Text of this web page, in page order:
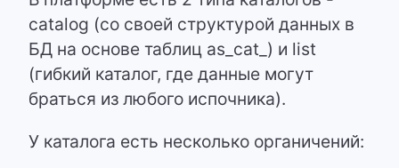
catalog (со своей структурой данных в
БД на основе таблиц as_cat_) и list
(гибкий каталог, где данные могут
браться из любого испочника).
У каталога есть несколько органичений: